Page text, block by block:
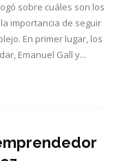
sobre cuáles son los
importancia de seguir
En primer lugar, los
Emanuel Gall y...